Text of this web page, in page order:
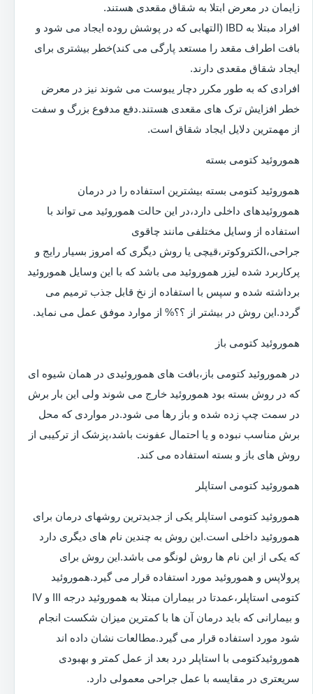
زایمان در معرض ابتلا به شقاق مقعدی هستند.
افراد مبتلا به IBD (التهابی که در پوشش روده ایجاد می شود و
بافت اطراف مقعد را مستعد پارگی می کند)خطر بیشتری برای
ایجاد شقاق مقعدی دارند.
افرادی که به طور مکرر دچار یبوست می شوند نیز در معرض
خطر افزایش ترک های مقعدی هستند.دفع مدفوع بزرگ و سفت
از مهمترین دلایل ایجاد شقاق است.
هموروئید کتومی بسته
هموروئید کتومی بسته بیشترین استفاده را در درمان
هموروئیدهای داخلی دارد،در این حالت هموروئید می تواند با
استفاده از وسایل مختلفی مانند چاقوی
جراحی،الکتروکوتر،قیچی یا روش دیگری که امروز بسیار رایج و
پرکاربرد شده لیزر هموروئید می باشد که با این وسایل هموروئید
برداشته شده و سپس با استفاده از نخ قابل جذب ترمیم می
گردد.این روش در بیشتر از ؟؟% از موارد موفق عمل می نماید.
هموروئید کتومی باز
در هموروئید کتومی باز،بافت های هموروئیدی در همان شیوه ای
که در روش بسته بود هموروئید خارج می شوند ولی این بار برش
در سمت چپ زده شده و باز رها می شود.در مواردی که محل
برش مناسب نبوده و یا احتمال عفونت باشد،پزشک از ترکیبی از
روش های باز و بسته استفاده می کند.
هموروئید کتومی استاپلر
هموروئید کتومی استاپلر یکی از جدیدترین روشهای درمان برای
هموروئید داخلی است.این روش به چندین نام های دیگری دارد
که یکی از این نام ها روش لونگو می باشد.این روش برای
پرولاپس و هموروئید مورد استفاده قرار می گیرد.هموروئید
کتومی استاپلر،عمدتا در بیماران مبتلا به هموروئید درجه III و IV
و بیمارانی که باید درمان آن ها با کمترین میزان شکست انجام
شود مورد استفاده قرار می گیرد.مطالعات نشان داده اند
هموروئیدکتومی با استاپلر درد بعد از عمل کمتر و بهبودی
سریعتری در مقایسه با عمل جراحی معمولی دارد.